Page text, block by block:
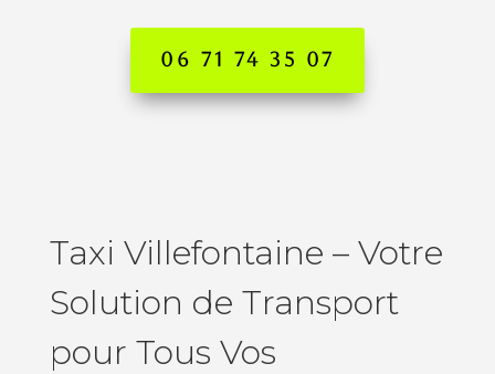
06 71 74 35 07
Taxi Villefontaine – Votre
Solution de Transport
pour Tous Vos